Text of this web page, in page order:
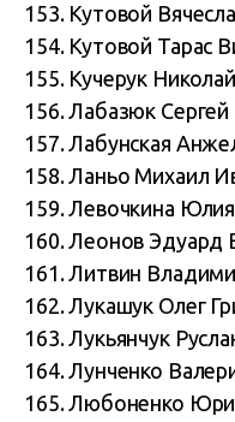
153. Кутовой
154. Кутовой Тарас
155. Кучерук
156. Лабазюк
157. Лабунская
158. Ланьо Михаил
159. Левочкина
160. Леонов Эдуард
161. Литвин
162. Лукашук Олег
163. Лукьянчук
164. Лунченко
165. Любоненко